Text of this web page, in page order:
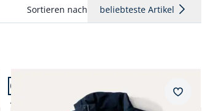
Sortieren nach beliebteste Artikel
Artikel 4 von 13.
Aquastop Daunen Hybrid Jacke